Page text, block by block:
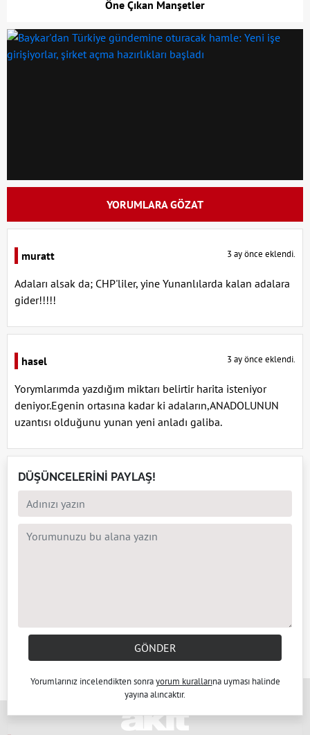
Öne Çıkan Manşetler
YORUMLARA GÖZAT
muratt 3 ay önce eklendi.
Adaları alsak da; CHP'liler, yine Yunanlılarda kalan adalara
gider!!!!!
hasel 3 ay önce eklendi.
Yorymlarımda yazdığım miktarı belirtir harita isteniyor
deniyor.Egenin ortasına kadar ki adaların,ANADOLUNUN
uzantısı olduğunu yunan yeni anladı galiba.
DÜŞÜNCELERİNİ PAYLAŞ!
GÖNDER
Yorumlarınız incelendikten sonrayorum kurallarına uyması halinde
yayına alıncaktır.